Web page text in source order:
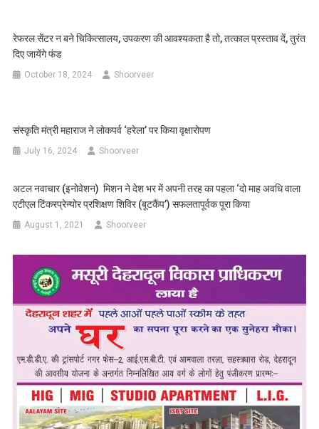
रेफरल सेंटर न बने चिकित्सालय, उपकरण की आवश्यकता है तो, तत्काल प्रस्ताव दें, तुरंत
दिए जायेंगे फंड
October 18, 2024 Shoorveer
संस्कृति मंत्री महाराज ने लोकपर्व ‘हरेला’ पर किया वृक्षारोपण
July 16, 2024 Shoorveer
अटल नवाचार (इनोवेशन) मिशन ने देश भर में अपनी तरह का पहला ‘दो माह अवधि वाला
एटीएल टिंकरप्रेन्योर प्रशिक्षण शिविर (बूटकैंप’) सफलतापूर्वक पूरा किया
August 1, 2021 Shoorveer